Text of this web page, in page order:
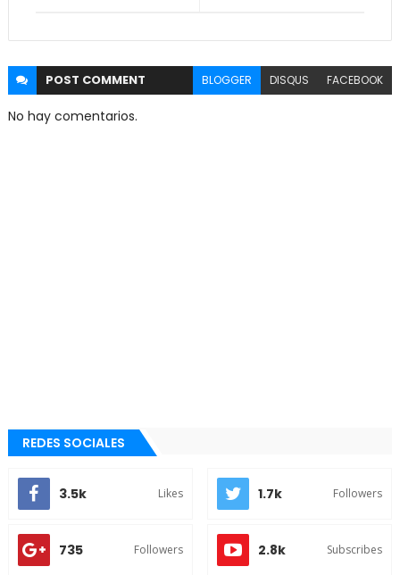
POST COMMENT BLOGGER DISQUS FACEBOOK
No hay comentarios.
REDES SOCIALES
3.5k Likes 1.7k Followers
735 Followers 2.8k Subscribes